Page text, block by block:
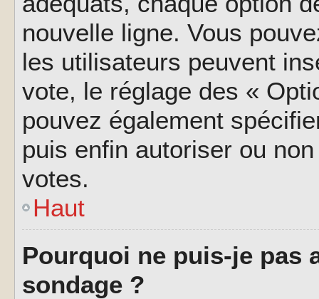
nouvelle ligne. Vous
les utilisateurs peuvent
vote, le réglage des «
pouvez également
puis enfin autoriser ou
votes.
Haut
Pourquoi ne puis-je pas
sondage ?